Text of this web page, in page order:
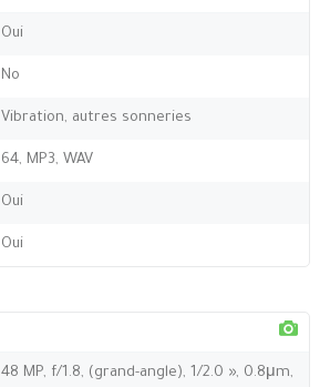
Oui
No
Vibration, autres sonneries
64, MP3, WAV
Oui
Oui
48 MP, f/1.8, (grand-angle), 1/2.0 », 0.8μm,